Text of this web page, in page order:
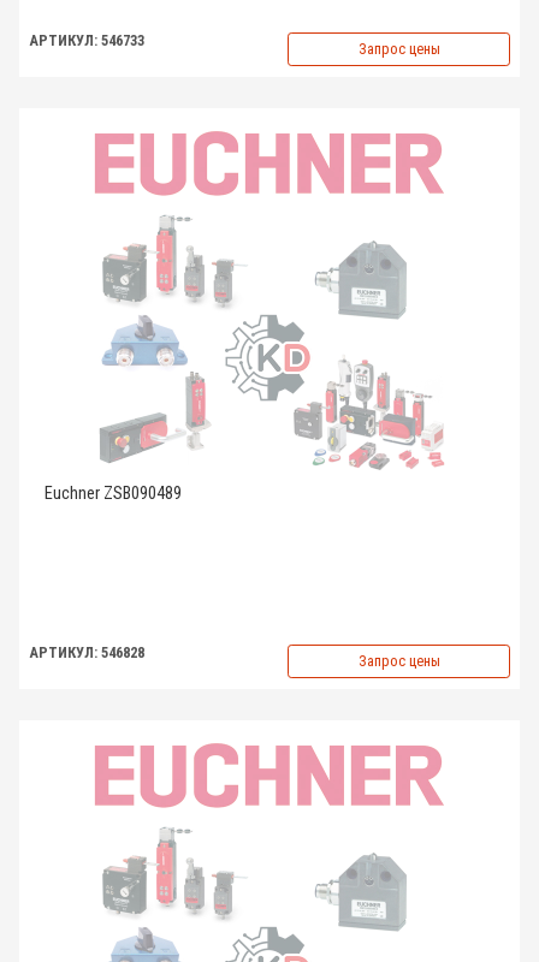
АРТИКУЛ: 546733 Запрос цены
Euchner ZSB090489
АРТИКУЛ: 546828 Запрос цены